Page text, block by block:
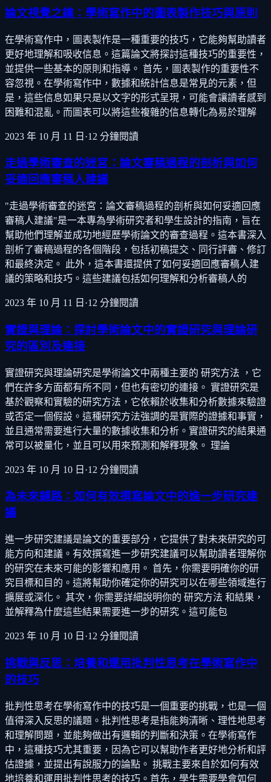
論文視覺之鑰：學術寫作中的圖表製作技巧與原則
在學術寫作中，圖表製作是一種重要的技巧，它能夠幫助讀者
更好地理解和吸收信息。這篇論文將探討這種技巧的重要性，
並提供一些基本的原則和指導。 首先，圖表製作的重要性不
容忽視。在學術寫作中，數據和統計信息是常見的元素，但
是，這些信息如果只是以文字的形式呈現，可能會讓讀者感到
困難和混亂。而圖表可以將這些複雜的信息轉化為易於理解
2023 年 10 月 11 日 ·12 分鐘閱讀
走過學術審查的迷宮：論文審稿過程的剖析與如何
妥適回應審稿人建議
"走過學術審查的迷宮：論文審稿過程的剖析與如何妥適回應
審稿人建議"是一本專為學術研究者和學生設計的指南，旨在
幫助他們理解並成功地經歷學術論文的審查過程。這本書深入
剖析了審稿過程的各個階段，包括初稿提交、同行評審、修訂
和最終決定。 此外，這本書還提供了如何妥適回應審稿人建
議的策略和技巧。這些建議包括如何理解和分析審稿人的
2023 年 10 月 11 日 ·12 分鐘閱讀
實證與理論：探討學術論文中的實證研究與理論研
究的區別及連接
實證研究與理論研究是學術論文中兩種主要的 研究方法 ，它
們在許多方面都有所不同，但也有密切的連接。 實證研究是
基於觀察和實驗的研究方法，它依賴於收集和分析數據來驗證
或否定一個假設。這種研究方法強調的是實際的證據和事實，
並且通常需要進行大量的數據收集和分析。實證研究的結果通
常可以被量化，並且可以用來預測和解釋現象。 理論
2023 年 10 月 10 日 ·12 分鐘閱讀
為未來鋪路：如何有效撰寫論文中的進一步研究建
議
進一步研究建議是論文的重要部分，它提供了對未來研究的可
能方向和建議。有效撰寫進一步研究建議可以幫助讀者理解你
的研究在未來可能的影響和應用。 首先，你需要明確你的研
究目標和目的。這將幫助你確定你的研究可以在哪些領域進行
擴展或深化。 其次，你需要詳細說明你的 研究方法 和結果，
並解釋為什麼這些結果需要進一步的研究。這可能包
2023 年 10 月 10 日 ·12 分鐘閱讀
挑戰與反思：培養和運用批判性思考在學術寫作中
的技巧
批判性思考在學術寫作中的技巧是一個重要的挑戰，也是一個
值得深入反思的議題。批判性思考是指能夠清晰、理性地思考
和理解問題，並能夠做出有邏輯的判斷和決策。在學術寫作
中，這種技巧尤其重要，因為它可以幫助作者更好地分析和評
估證據，並提出有說服力的論點。 挑戰主要來自於如何有效
地培養和運用批判性思考的技巧。首先，學生需要學會如何